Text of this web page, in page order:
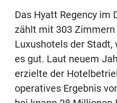
Das Hyatt Regency im
zählt mit 303
Luxushotels der
es gut. Laut neuem
erzielte der
operatives Ergebnis